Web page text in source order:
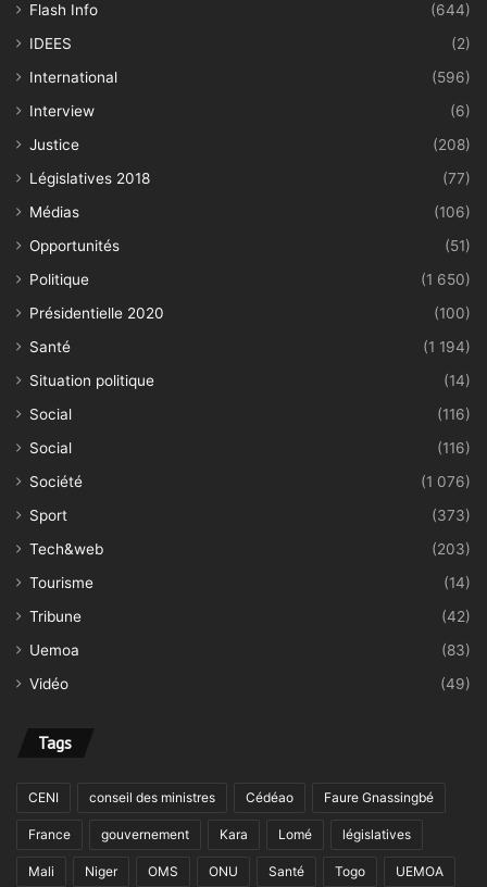
Flash Info
(644)
IDEES
(2)
International
(596)
Interview
(6)
Justice
(208)
Législatives 2018
(77)
Médias
(106)
Opportunités
(51)
Politique
(1 650)
Présidentielle 2020
(100)
Santé
(1 194)
Situation politique
(14)
Social
(116)
Social
(116)
Société
(1 076)
Sport
(373)
Tech&web
(203)
Tourisme
(14)
Tribune
(42)
Uemoa
(83)
Vidéo
(49)
Tags
CENI conseil des ministres Cédéao Faure Gnassingbé
France gouvernement Kara Lomé législatives
Mali Niger OMS ONU Santé Togo UEMOA